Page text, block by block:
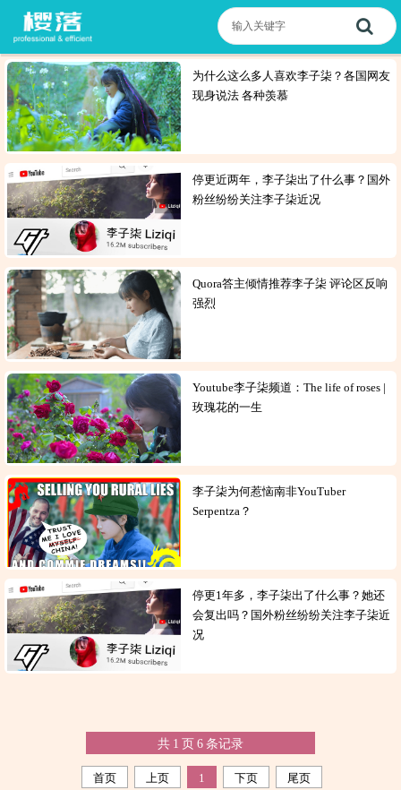
为什么这么多人喜欢李子柒？各国网友
现身说法 各种羡慕
停更近两年，李子柒出了什么事？国外
粉丝纷纷关注李子柒近况
Quora答主倾情推荐李子柒 评论区反响
强烈
Youtube李子柒频道：The life of roses |
玫瑰花的一生
李子柒为何惹恼南非YouTuber
Serpentza？
停更1年多，李子柒出了什么事？她还
会复出吗？国外粉丝纷纷关注李子柒近
况
共 1 页 6 条记录
首页 上页 1 下页 尾页